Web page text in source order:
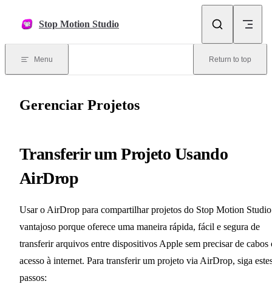
Stop Motion Studio
Menu Return to top
Gerenciar Projetos
Transferir um Projeto Usando
AirDrop
Usar o AirDrop para compartilhar projetos do Stop Motion
vantajoso porque oferece uma maneira rápida, fácil e segura de
transferir arquivos entre dispositivos Apple sem precisar de cabos
acesso à internet. Para transferir um projeto via AirDrop, siga
passos: